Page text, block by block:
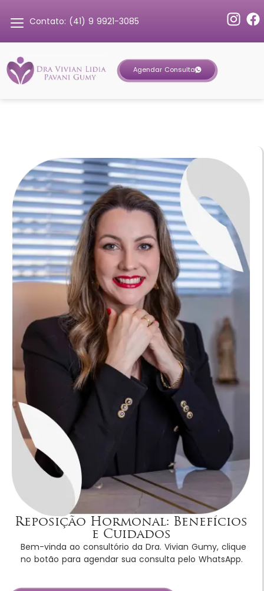
Contato: (41) 9 9921-3085
Agendar Consulta
Reposição Hormonal: Benefícios
e Cuidados
Bem-vinda ao consultório da Dra. Vivian Gumy, clique
no botão para agendar sua consulta pelo WhatsApp.